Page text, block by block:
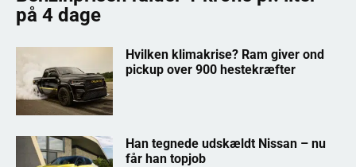
på 4 dage
Hvilken klimakrise? Ram giver ond
pickup over 900 hestekræfter
Han tegnede udskældt Nissan – nu
får han topjob